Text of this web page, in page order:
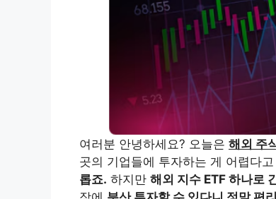
여러분 안녕하세요? 오늘은 해외 주
곳의 기업들에 투자하는 게 어렵다
롭죠. 하지만 해외 지수 ETF 하나로